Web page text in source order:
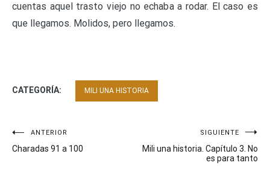
cuentas aquel trasto viejo no echaba a rodar. El caso es
que llegamos. Molidos, pero llegamos.
CATEGORÍA: MILI UNA HISTORIA
Navegación
de
ANTERIOR
Charadas 91 a 100
SIGUIENTE
Mili una historia. Capítulo 3. No
es para tanto